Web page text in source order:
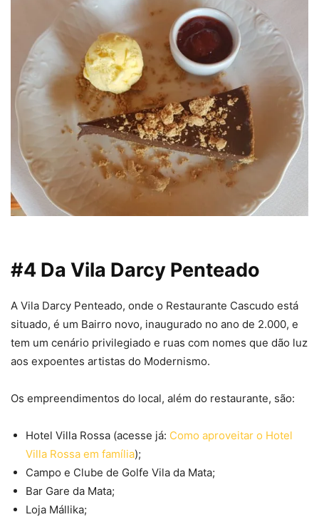
#4 Da Vila Darcy Penteado
A Vila Darcy Penteado, onde o Restaurante Cascudo está
situado, é um Bairro novo, inaugurado no ano de 2.000, e
tem um cenário privilegiado e ruas com nomes que dão luz
aos expoentes artistas do Modernismo.
Os empreendimentos do local, além do restaurante, são:
Hotel Villa Rossa (acesse já: Como aproveitar o Hotel
Villa Rossa em família);
Campo e Clube de Golfe Vila da Mata;
Bar Gare da Mata;
Loja Mállika;